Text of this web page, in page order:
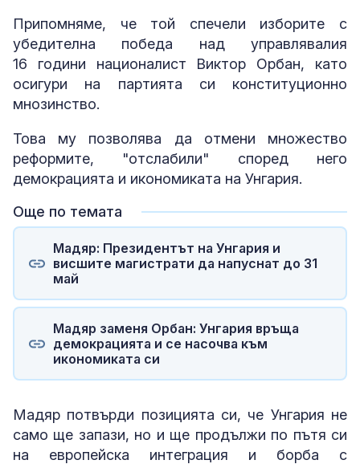
Припомняме, че той спечели изборите с
убедителна победа над управлявалия
16 години националист Виктор Орбан, като
осигури на партията си конституционно
мнозинство.
Това му позволява да отмени множество
реформите, "отслабили" според него
демокрацията и икономиката на Унгария.
Още по темата
Мадяр: Президентът на Унгария и
висшите магистрати да напуснат до 31
май
Мадяр заменя Орбан: Унгария връща
демокрацията и се насочва към
икономиката си
Мадяр потвърди позицията си, че Унгария не
само ще запази, но и ще продължи по пътя си
на европейска интеграция и борба с